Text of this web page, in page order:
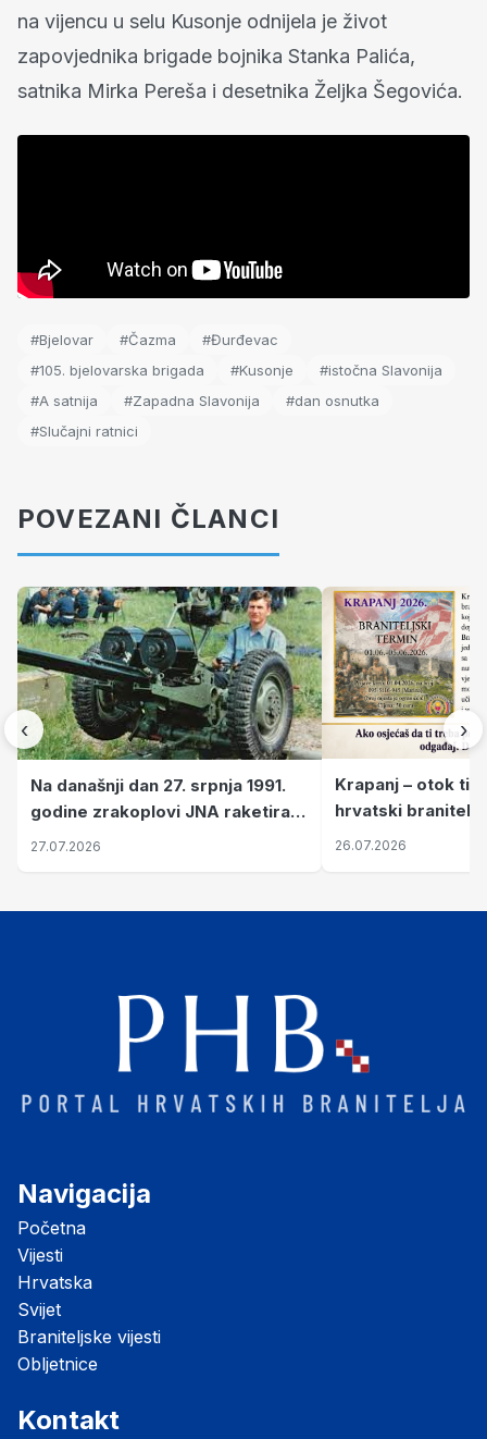
na vijencu u selu Kusonje odnijela je život
zapovjednika brigade bojnika Stanka Palića,
satnika Mirka Pereša i desetnika Željka Šegovića.
#Bjelovar #Čazma
#Đurđevac
#105. bjelovarska brigada
#Kusonje
#istočna Slavonija
#A satnija
#Zapadna Slavonija
#dan osnutka
#Slučajni ratnici
POVEZANI ČLANCI
‹
Na današnji dan 27. srpnja 1991.
godine zrakoplovi JNA raketirali
su vojarnu i obučni centar "Nikola
27.07.2026
Krapanj – otok
hrvatski branitelji
pronalaze mir
26.07.2026
›
Navigacija
Početna
Vijesti
Hrvatska
Svijet
Braniteljske vijesti
Obljetnice
Kontakt